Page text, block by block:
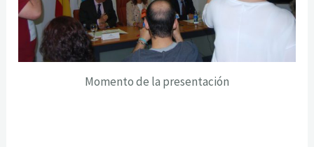
Momento de la presentación